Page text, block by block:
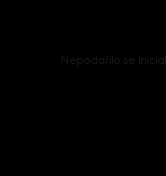
Nepodařilo se